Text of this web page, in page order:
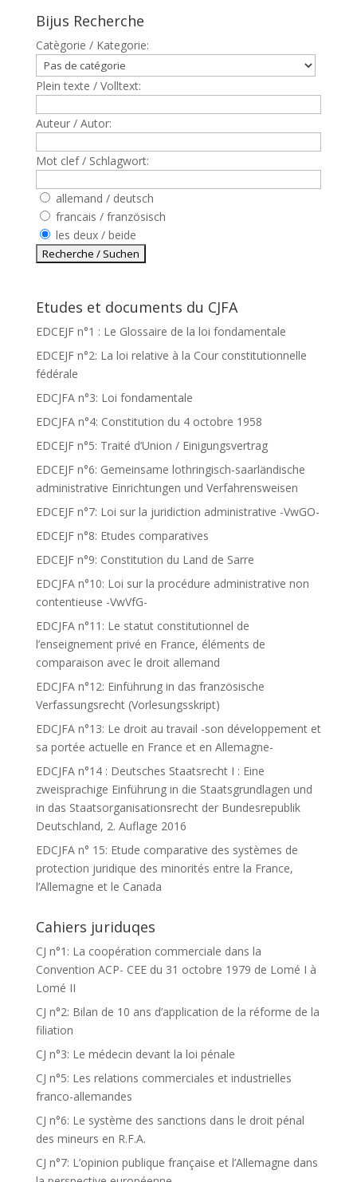
Bijus Recherche
Catègorie / Kategorie:
Plein texte / Volltext:
Auteur / Autor:
Mot clef / Schlagwort:
allemand / deutsch
francais / französisch
les deux / beide
Etudes et documents du CJFA
EDCEJF n°1 : Le Glossaire de la loi fondamentale
EDCEJF n°2: La loi relative à la Cour constitutionnelle
fédérale
EDCJFA n°3: Loi fondamentale
EDCJFA n°4: Constitution du 4 octobre 1958
EDCEJF n°5: Traité d’Union / Einigungsvertrag
EDCEJF n°6: Gemeinsame lothringisch-saarländische
administrative Einrichtungen und Verfahrensweisen
EDCEJF n°7: Loi sur la juridiction administrative -VwGO-
EDCEJF n°8: Etudes comparatives
EDCEJF n°9: Constitution du Land de Sarre
EDCJFA n°10: Loi sur la procédure administrative non
contentieuse -VwVfG-
EDCJFA n°11: Le statut constitutionnel de
l’enseignement privé en France, éléments de
comparaison avec le droit allemand
EDCJFA n°12: Einführung in das französische
Verfassungsrecht (Vorlesungsskript)
EDCJFA n°13: Le droit au travail -son développement et
sa portée actuelle en France et en Allemagne-
EDCJFA n°14 : Deutsches Staatsrecht I : Eine
zweisprachige Einführung in die Staatsgrundlagen und
in das Staatsorganisationsrecht der Bundesrepublik
Deutschland, 2. Auflage 2016
EDCJFA n° 15: Etude comparative des systèmes de
protection juridique des minorités entre la France,
l’Allemagne et le Canada
Cahiers juriduqes
CJ n°1: La coopération commerciale dans la
Convention ACP- CEE du 31 octobre 1979 de Lomé I à
Lomé II
CJ n°2: Bilan de 10 ans d’application de la réforme de la
filiation
CJ n°3: Le médecin devant la loi pénale
CJ n°5: Les relations commerciales et industrielles
franco-allemandes
CJ n°6: Le système des sanctions dans le droit pénal
des mineurs en R.F.A.
CJ n°7: L’opinion publique française et l’Allemagne dans